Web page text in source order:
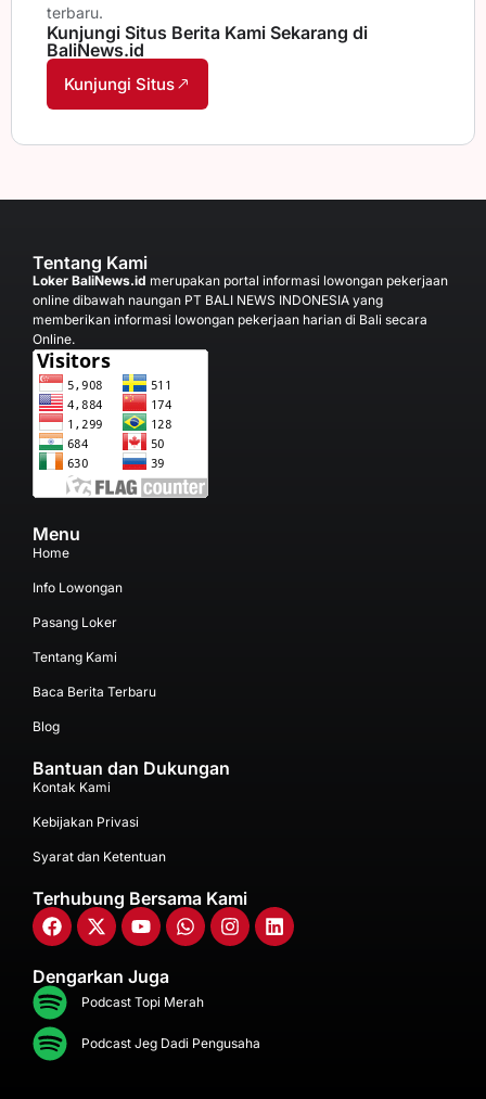
terbaru.
Kunjungi Situs Berita Kami Sekarang di
BaliNews.id
Kunjungi Situs
Tentang Kami
Loker BaliNews.id merupakan portal informasi lowongan pekerjaan
online dibawah naungan PT BALI NEWS INDONESIA yang
memberikan informasi lowongan pekerjaan harian di Bali secara
Online.
Menu
Home
Info Lowongan
Pasang Loker
Tentang Kami
Baca Berita Terbaru
Blog
Bantuan dan Dukungan
Kontak Kami
Kebijakan Privasi
Syarat dan Ketentuan
Terhubung Bersama Kami
Dengarkan Juga
Podcast Topi Merah
Podcast Jeg Dadi Pengusaha